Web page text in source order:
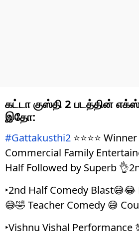
கட்டா குஸ்தி 2 படத்தின்
இதோ:
#Gattakusthi2 ⭐⭐⭐⭐
Commercial Family
Half Followed by Superb
‣2nd Half Comedy Blast😅😂
😅🤣 Teacher Comedy 😅
‣Vishnu Vishal Performance